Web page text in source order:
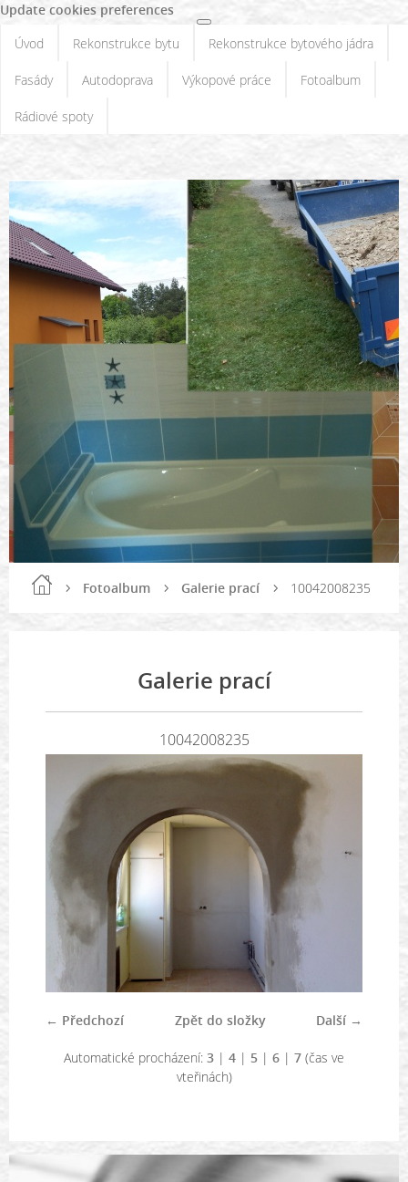
Update cookies preferences
Úvod
Rekonstrukce bytu Rekonstrukce bytového jádra
Fasády Autodoprava Výkopové práce Fotoalbum
Rádiové spoty
Fotoalbum Galerie prací 10042008235
Galerie prací
10042008235
← Předchozí Další →
Zpět do složky
Automatické procházení: 3 | 4 | 5 | 6 | 7 (čas ve
vteřinách)